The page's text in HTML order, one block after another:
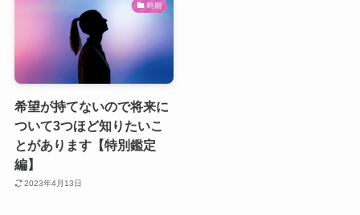
時期
希望が持てないので将来に
ついて3つほど知りたいこ
とがあります【特別鑑定
編】
2023年4月13日